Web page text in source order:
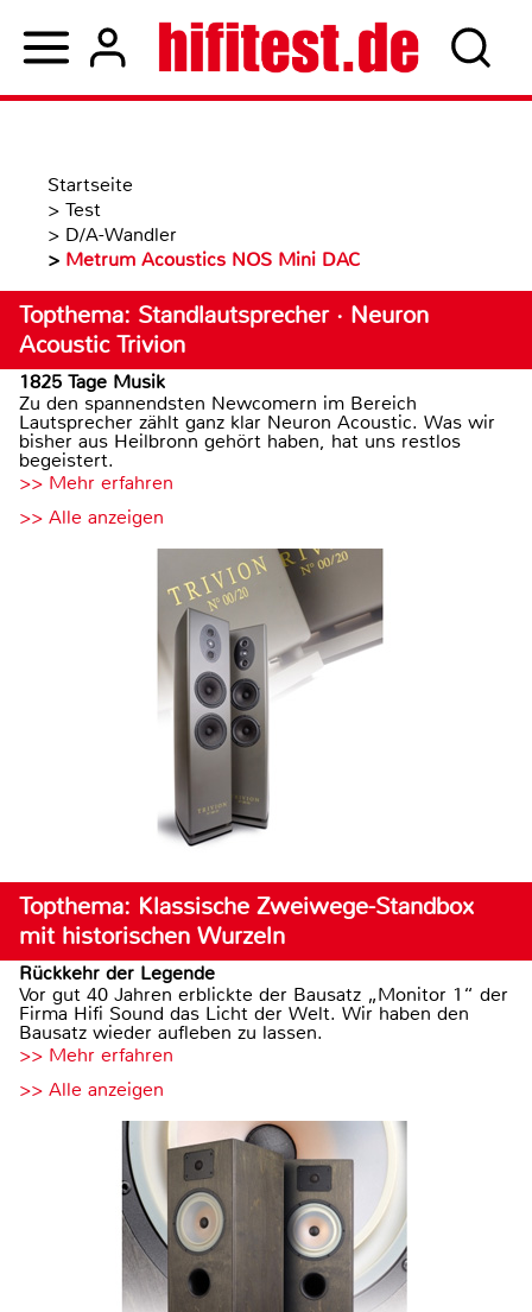
Startseite
> Test
> D/A-Wandler
> Metrum Acoustics NOS Mini DAC
Topthema: Standlautsprecher · Neuron
Acoustic Trivion
1825 Tage Musik
Zu den spannendsten Newcomern im Bereich
Lautsprecher zählt ganz klar Neuron Acoustic. Was wir
bisher aus Heilbronn gehört haben, hat uns restlos
begeistert.
>> Mehr erfahren
>> Alle anzeigen
Topthema: Klassische Zweiwege-Standbox
mit historischen Wurzeln
Rückkehr der Legende
Vor gut 40 Jahren erblickte der Bausatz „Monitor 1“ der
Firma Hifi Sound das Licht der Welt. Wir haben den
Bausatz wieder aufleben zu lassen.
>> Mehr erfahren
>> Alle anzeigen